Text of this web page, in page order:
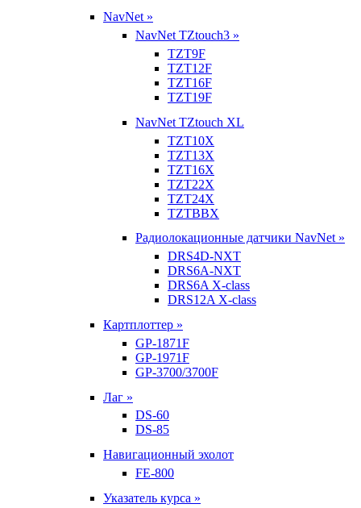
NavNet »
NavNet TZtouch3 »
TZT9F
TZT12F
TZT16F
TZT19F
NavNet TZtouch XL
TZT10X
TZT13X
TZT16X
TZT22X
TZT24X
TZTBBX
Радиолокационные датчики NavNet »
DRS4D-NXT
DRS6A-NXT
DRS6A X-class
DRS12A X-class
Картплоттер »
GP-1871F
GP-1971F
GP-3700/3700F
Лаг »
DS-60
DS-85
Навигационный эхолот
FE-800
Указатель курса »